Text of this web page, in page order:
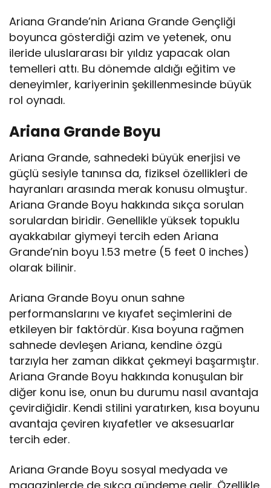
Ariana Grande’nin Ariana Grande Gençliği
boyunca gösterdiği azim ve yetenek, onu
ileride uluslararası bir yıldız yapacak olan
temelleri attı. Bu dönemde aldığı eğitim ve
deneyimler, kariyerinin şekillenmesinde büyük
rol oynadı.
Ariana Grande Boyu
Ariana Grande, sahnedeki büyük enerjisi ve
güçlü sesiyle tanınsa da, fiziksel özellikleri de
hayranları arasında merak konusu olmuştur.
Ariana Grande Boyu hakkında sıkça sorulan
sorulardan biridir. Genellikle yüksek topuklu
ayakkabılar giymeyi tercih eden Ariana
Grande’nin boyu 1.53 metre (5 feet 0 inches)
olarak bilinir.
Ariana Grande Boyu onun sahne
performanslarını ve kıyafet seçimlerini de
etkileyen bir faktördür. Kısa boyuna rağmen
sahnede devleşen Ariana, kendine özgü
tarzıyla her zaman dikkat çekmeyi başarmıştır.
Ariana Grande Boyu hakkında konuşulan bir
diğer konu ise, onun bu durumu nasıl avantaja
çevirdiğidir. Kendi stilini yaratırken, kısa boyunu
avantaja çeviren kıyafetler ve aksesuarlar
tercih eder.
Ariana Grande Boyu sosyal medyada ve